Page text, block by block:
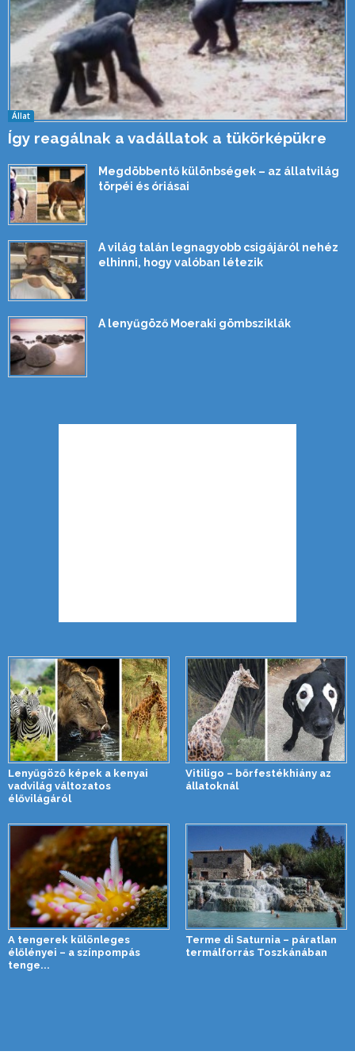
Állat
Így reagálnak a vadállatok a tükörképükre
Megdöbbentő különbségek – az állatvilág
törpéi és óriásai
A világ talán legnagyobb csigájáról nehéz
elhinni, hogy valóban létezik
A lenyűgöző Moeraki gömbsziklák
Lenyűgöző képek a kenyai
vadvilág változatos
élővilágáról
Vitiligo – bőrfestékhiány az
állatoknál
A tengerek különleges
élőlényei – a színpompás
tenge...
Terme di Saturnia – páratlan
termálforrás Toszkánában